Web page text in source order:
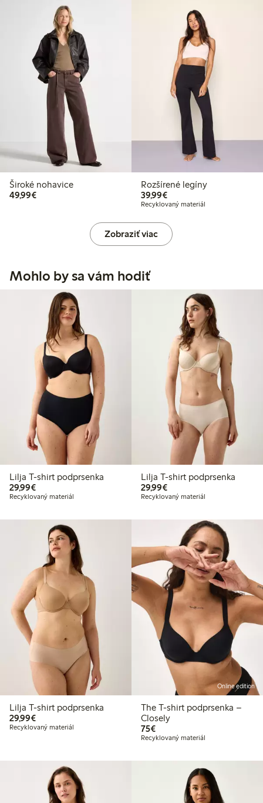
Široké nohavice
49,99€49,99 €
Rozšírené legíny
39,99€39,99 €
Recyklovaný materiál
Zobraziť viac
Mohlo by sa vám hodiť
Lilja T-shirt podprsenka
29,99€29,99 €
Recyklovaný materiál
Lilja T-shirt podprsenka
29,99€29,99 €
Recyklovaný materiál
Lilja T-shirt podprsenka
29,99€29,99 €
Recyklovaný materiál
Online edition
The T-shirt podprsenka –
Closely
75€75,00 €
Recyklovaný materiál